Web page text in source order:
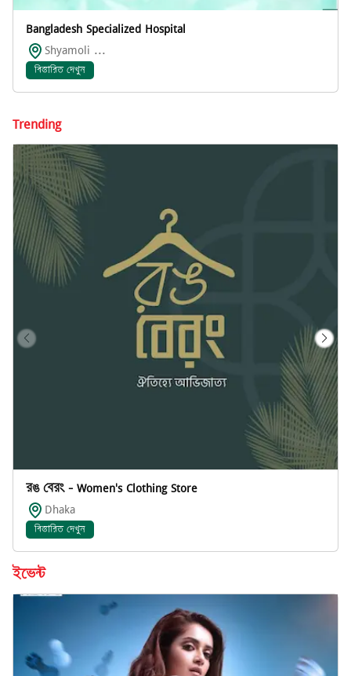
Bangladesh Specialized Hospital
Shyamoli ...
বিস্তারিত দেখুন
Trending
রঙ বেরং - Women's Clothing Store
Dhaka
বিস্তারিত দেখুন
ইভেন্ট